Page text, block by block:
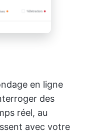
en ligne
des
réel, au
avec votre